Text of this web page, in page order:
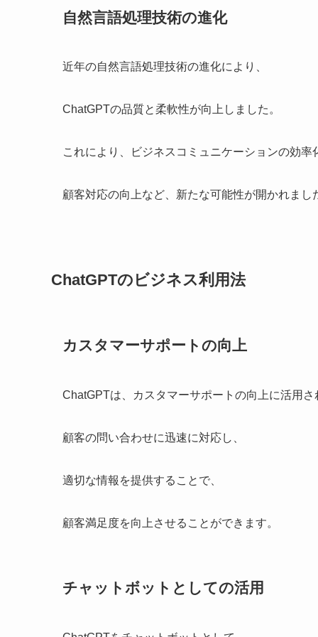
自然言語処理技術の進化
近年の自然言語処理技術の進化により、
ChatGPTの品質と柔軟性が向上しました。
これにより、ビジネスコミュニケーションの効率
顧客対応の向上など、新たな可能性が開かれまし
ChatGPTのビジネス利用法
カスタマーサポートの向上
ChatGPTは、カスタマーサポートの向上に活用さ
顧客の問い合わせに迅速に対応し、
適切な情報を提供することで、
顧客満足度を向上させることができます。
チャットボットとしての活用